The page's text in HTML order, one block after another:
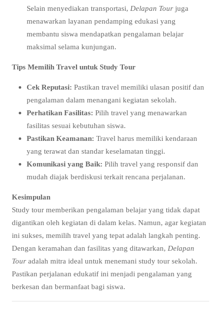
Selain menyediakan transportasi, Delapan Tour juga
menawarkan layanan pendamping edukasi yang
membantu siswa mendapatkan pengalaman belajar
maksimal selama kunjungan.
Tips Memilih Travel untuk Study Tour
Cek Reputasi: Pastikan travel memiliki ulasan positif dan
pengalaman dalam menangani kegiatan sekolah.
Perhatikan Fasilitas: Pilih travel yang menawarkan
fasilitas sesuai kebutuhan siswa.
Pastikan Keamanan: Travel harus memiliki kendaraan
yang terawat dan standar keselamatan tinggi.
Komunikasi yang Baik: Pilih travel yang responsif dan
mudah diajak berdiskusi terkait rencana perjalanan.
Kesimpulan
Study tour memberikan pengalaman belajar yang tidak dapat
digantikan oleh kegiatan di dalam kelas. Namun, agar kegiatan
ini sukses, memilih travel yang tepat adalah langkah penting.
Dengan keramahan dan fasilitas yang ditawarkan, Delapan
Tour adalah mitra ideal untuk menemani study tour sekolah.
Pastikan perjalanan edukatif ini menjadi pengalaman yang
berkesan dan bermanfaat bagi siswa.